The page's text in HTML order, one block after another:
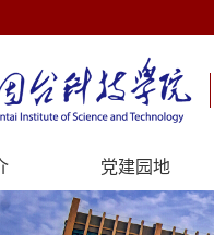
党建园地